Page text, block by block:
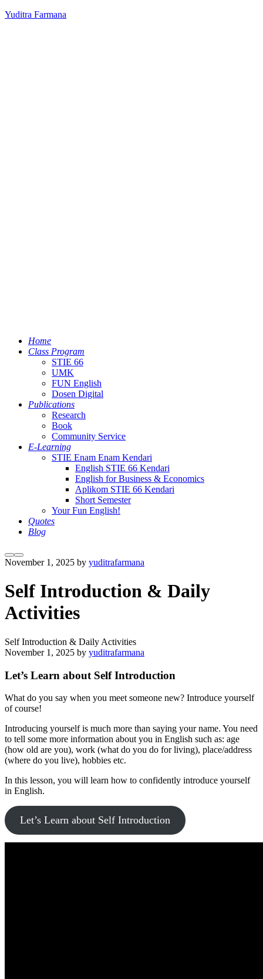
Yuditra Farmana
Home
Class Program
STIE 66
UMK
FUN English
Dosen Digital
Publications
Research
Book
Community Service
E-Learning
STIE Enam Enam Kendari
English STIE 66 Kendari
English for Business & Economics
Aplikom STIE 66 Kendari
Short Semester
Your Fun English!
Quotes
Blog
More
info
Main
menu
November 1, 2025 by yuditrafarmana
Self Introduction & Daily
Activities
Self Introduction & Daily Activities
November 1, 2025 by yuditrafarmana
Let’s Learn about Self Introduction
What do you say when you meet someone new? Introduce yourself
of course!
Introducing yourself is much more than saying your name. You need
to tell some more information about you in English such as: age
(how old are you), work (what do you do for living), place/address
(where do you live), hobbies etc.
In this lesson, you will learn how to confidently introduce yourself
in English.
Let’s Learn about Self Introduction